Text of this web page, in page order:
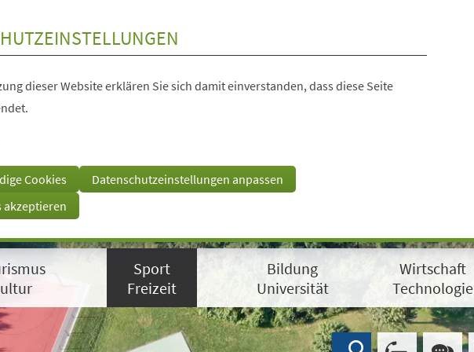
dieser Website erklären Sie sich damit einverstanden, dass diese Seite
Cookies
Datenschutzeinstellungen anpassen
akzeptieren
Sport
Freizeit
Bildung
Universität
Wirtschaft
Technologie